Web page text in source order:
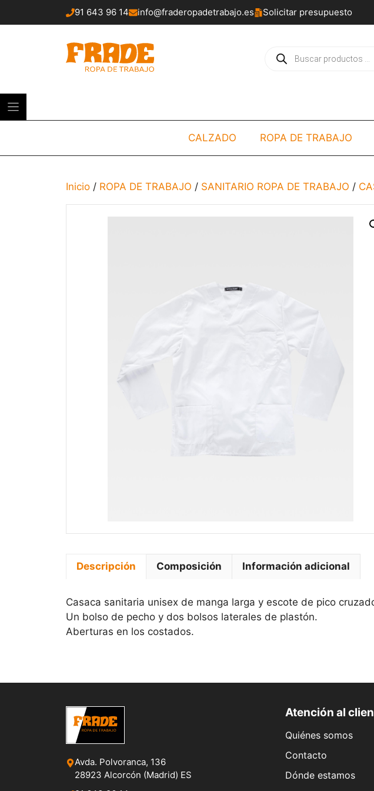
91 643 96 14 info@fraderopadetrabajo.es Solicitar presupuesto
Búsqueda
de
CALZADO ROPA DE TRABAJO
Inicio / ROPA DE TRABAJO / SANITARIO ROPA DE TRABAJO /
Descripción Composición Información adicional
Casaca sanitaria unisex de manga larga y escote de pico
Un bolso de pecho y dos bolsos laterales de plastón.
Aberturas en los costados.
Avda. Polvoranca, 136
28923 Alcorcón (Madrid) ES
Atención al
Quiénes somos
Contacto
Dónde estamos